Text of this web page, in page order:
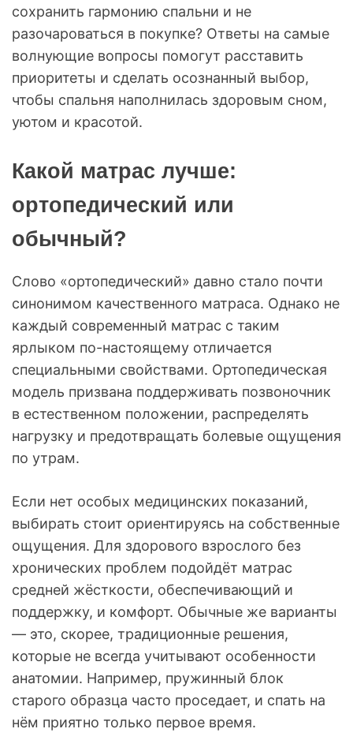
сохранить гармонию спальни и не
разочароваться в покупке? Ответы на самые
волнующие вопросы помогут расставить
приоритеты и сделать осознанный выбор,
чтобы спальня наполнилась здоровым сном,
уютом и красотой.
Какой матрас лучше:
ортопедический или
обычный?
Слово «ортопедический» давно стало почти
синонимом качественного матраса. Однако не
каждый современный матрас с таким
ярлыком по-настоящему отличается
специальными свойствами. Ортопедическая
модель призвана поддерживать позвоночник
в естественном положении, распределять
нагрузку и предотвращать болевые ощущения
по утрам.
Если нет особых медицинских показаний,
выбирать стоит ориентируясь на собственные
ощущения. Для здорового взрослого без
хронических проблем подойдёт матрас
средней жёсткости, обеспечивающий и
поддержку, и комфорт. Обычные же варианты
— это, скорее, традиционные решения,
которые не всегда учитывают особенности
анатомии. Например, пружинный блок
старого образца часто проседает, и спать на
нём приятно только первое время.